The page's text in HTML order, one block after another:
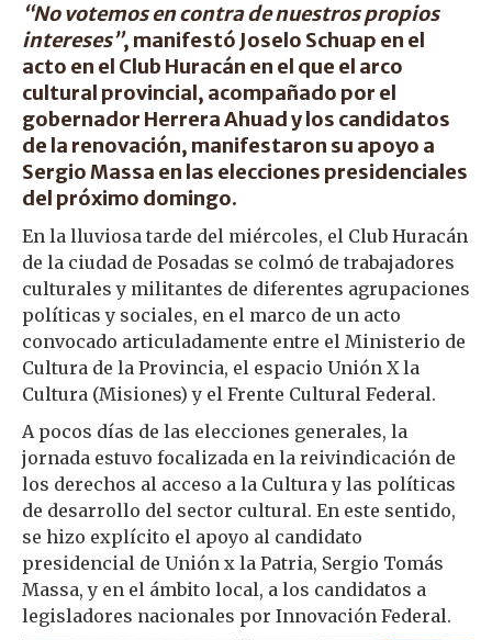
“No votemos en contra de nuestros propios
intereses”, manifestó Joselo Schuap en el
acto en el Club Huracán en el que el arco
cultural provincial, acompañado por el
gobernador Herrera Ahuad y los candidatos
de la renovación, manifestaron su apoyo a
Sergio Massa en las elecciones presidenciales
del próximo domingo.
En la lluviosa tarde del miércoles, el Club Huracán
de la ciudad de Posadas se colmó de trabajadores
culturales y militantes de diferentes agrupaciones
políticas y sociales, en el marco de un acto
convocado articuladamente entre el Ministerio de
Cultura de la Provincia, el espacio Unión X la
Cultura (Misiones) y el Frente Cultural Federal.
A pocos días de las elecciones generales, la
jornada estuvo focalizada en la reivindicación de
los derechos al acceso a la Cultura y las políticas
de desarrollo del sector cultural. En este sentido,
se hizo explícito el apoyo al candidato
presidencial de Unión x la Patria, Sergio Tomás
Massa, y en el ámbito local, a los candidatos a
legisladores nacionales por Innovación Federal.